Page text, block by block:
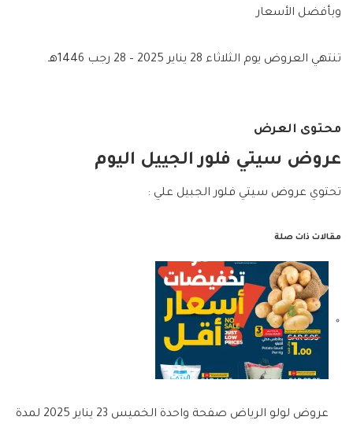
وبأفضل الأسعار
تنتهي العروض يوم الثلاثاء 28 يناير 2025 – 28 رجب 1446هـ
محتوى العرض
عروض سيتي فلور الجييل اليوم
تحتوي عروض سيتي فلور الجبيل علي :
مقالات ذات صلة
عروض لولو الرياض صفحة واحدة الخميس 23 يناير 2025 لمدة